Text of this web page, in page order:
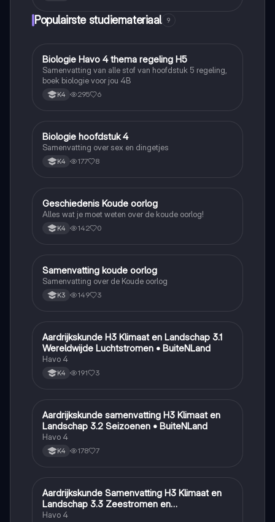
Populairste studiemateriaal 9
Biologie
Biologie Havo 4 thema regeling H5
Samenvatting van alle stof van hoofdstuk 5 regeling,
boek biologie voor jou 4B
K4 295 6
Biologie
Biologie hoofdstuk 4
Samenvatting over sex en dingetjes
K4 177 8
Geschiedenis
Geschiedenis Koude oorlog
Alles wat je moet weten over de koude oorlog!
K4 142 0
Geschiedenis
Samenvatting koude oorlog
Samenvatting over de Koude oorlog
K3 149 3
Aardrijkskunde
Aardrijkskunde H3 Klimaat en Landschap 3.1
Wereldwijde Luchtstromen • BuiteNLand
Havo 4
K4 191 3
Aardrijkskunde
Aardrijkskunde samenvatting H3 Klimaat en
Landschap 3.2 Seizoenen • BuiteNLand
Havo 4
K4 178 7
Aardrijkskunde
Aardrijkskunde Samenvatting H3 Klimaat en
Landschap 3.3 Zeestromen en
Klimaatgebieden • BuiteNLand
Havo 4